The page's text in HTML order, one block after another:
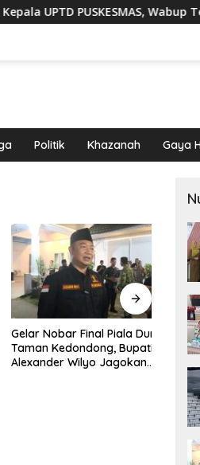
PUSKESMAS, Wabup Tekankan
Politik Khazanah Gaya
Nobar Final Piala Dunia di
Kedondong, Bupati
Wilyo Jagokan